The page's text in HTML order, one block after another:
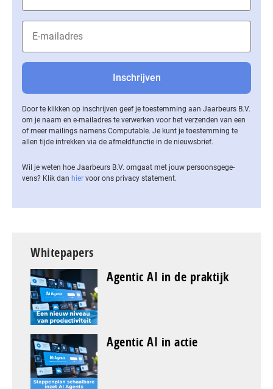
Door te klikken op inschrijven geef je toestemming aan Jaarbeurs B.V.
om je naam en e-mailadres te verwerken voor het verzenden van een
of meer mailings namens Computable. Je kunt je toestemming te
allen tijde intrekken via de af­meld­func­tie in de nieuwsbrief.
Wil je weten hoe Jaarbeurs B.V. omgaat met jouw per­soons­ge­ge­
vens? Klik dan hier voor ons privacy statement.
Whitepapers
Agentic AI in de praktijk
Agentic AI in actie